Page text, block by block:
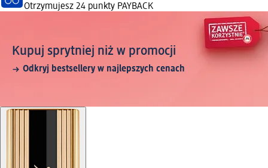
Otrzymujesz 24 punkty PAYBACK
Kupuj sprytniej niż w promocji
Odkryj bestsellery w najlepszych cenach